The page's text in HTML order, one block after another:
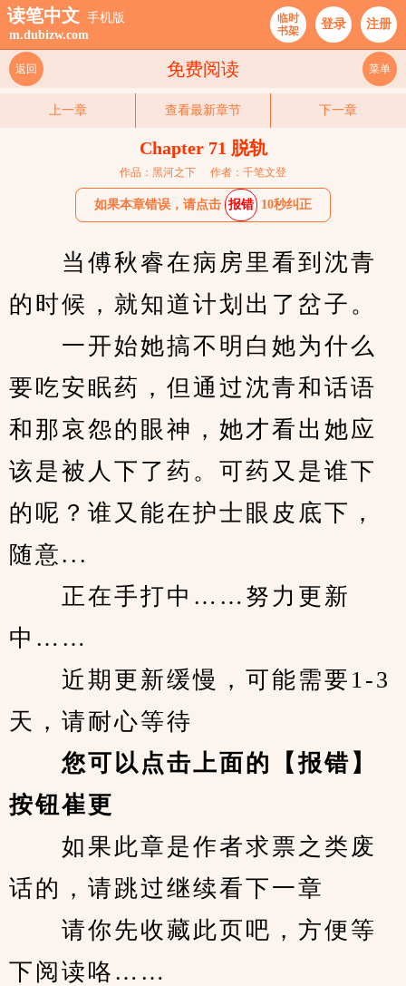
读笔中文 手机版
m.dubizw.com
临时
书架
登录 注册
免费阅读
返回 菜单
上一章 查看最新章节 下一章
Chapter 71 脱轨
作品：黑河之下 作者：千笔文登
如果本章错误，请点击 报错 10秒纠正
当傅秋睿在病房里看到沈青
的时候，就知道计划出了岔子。
一开始她搞不明白她为什么
要吃安眠药，但通过沈青和话语
和那哀怨的眼神，她才看出她应
该是被人下了药。可药又是谁下
的呢？谁又能在护士眼皮底下，
随意...
正在手打中……努力更新
中……
近期更新缓慢，可能需要1-3
天，请耐心等待
您可以点击上面的【报错】
按钮崔更
如果此章是作者求票之类废
话的，请跳过继续看下一章
请你先收藏此页吧，方便等
下阅读咯……